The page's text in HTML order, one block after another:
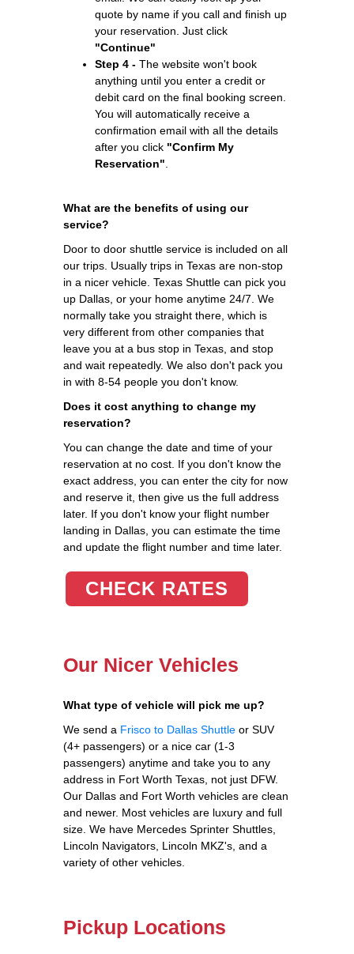
quote by name if you call and finish up
your reservation. Just click
"Continue"
Step 4 - The website won't book
anything until you enter a credit or
debit card on the final booking screen.
You will automatically receive a
confirmation email with all the details
after you click "Confirm My
Reservation"
What are the benefits of using our
service?
Door to door shuttle service is included on all
our trips. Usually trips in Texas are non-stop
in a nicer vehicle. Texas Shuttle can pick you
up Dallas, or your home anytime 24/7. We
normally take you straight there, which is
very different from other companies that
leave you at a bus stop in Texas, and stop
and wait repeatedly. We also don't pack you
in with 8-54 people you don't know.
Does it cost anything to change my
reservation?
You can change the date and time of your
reservation at no cost. If you don't know the
exact address, you can enter the city for now
and reserve it, then give us the full address
later. If you don't know your flight number
landing in Dallas, you can estimate the time
and update the flight number and time later.
CHECK RATES
Our Nicer Vehicles
What type of vehicle will pick me up?
We send a Frisco to Dallas Shuttle or SUV
(4+ passengers) or a nice car (1-3
passengers) anytime and take you to any
address in Fort Worth Texas, not just DFW.
Our Dallas and Fort Worth vehicles are clean
and newer. Most vehicles are luxury and full
size. We have Mercedes Sprinter Shuttles,
Lincoln Navigators, Lincoln MKZ's, and a
variety of other vehicles.
Pickup Locations